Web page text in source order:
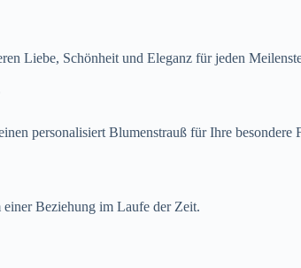
Liebe, Schönheit und Eleganz für jeden
personalisiert Blumenstrauß für Ihre besondere
einer Beziehung im Laufe der Zeit.